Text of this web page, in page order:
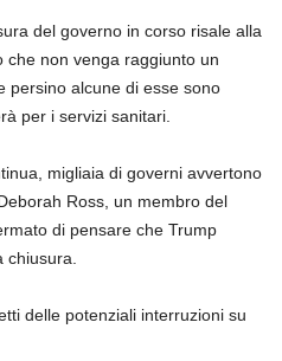
del governo in corso risale alla
che non venga raggiunto un
persino alcune di esse sono
per i servizi sanitari.
migliaia di governi avvertono
Ross, un membro del
di pensare che Trump
delle potenziali interruzioni su